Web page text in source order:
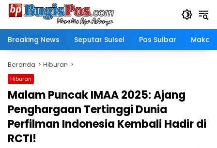
Langsung
Breaking News
Seputar Sulsel Pos Sulbar
Beranda Hiburan
Hiburan
Malam Puncak IMAA 2025: Ajang
Penghargaan Tertinggi Dunia
Perfilman Indonesia Kembali Hadir di
RCTI!